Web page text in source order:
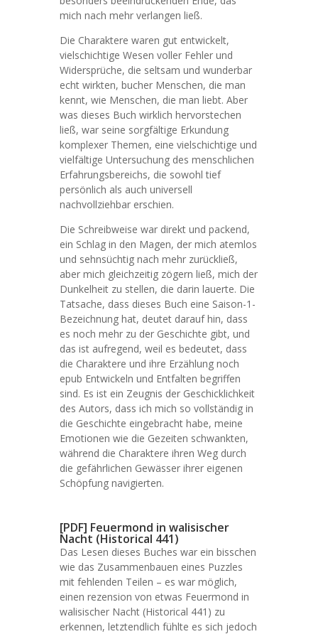
mich nach mehr verlangen ließ.
Die Charaktere waren gut entwickelt,
vielschichtige Wesen voller Fehler und
Widersprüche, die seltsam und wunderbar
echt wirkten, bucher Menschen, die man
kennt, wie Menschen, die man liebt. Aber
was dieses Buch wirklich hervorstechen
ließ, war seine sorgfältige Erkundung
komplexer Themen, eine vielschichtige und
vielfältige Untersuchung des menschlichen
Erfahrungsbereichs, die sowohl tief
persönlich als auch universell
nachvollziehbar erschien.
Die Schreibweise war direkt und packend,
ein Schlag in den Magen, der mich atemlos
und sehnsüchtig nach mehr zurückließ,
aber mich gleichzeitig zögern ließ, mich der
Dunkelheit zu stellen, die darin lauerte. Die
Tatsache, dass dieses Buch eine Saison-1-
Bezeichnung hat, deutet darauf hin, dass
es noch mehr zu der Geschichte gibt, und
das ist aufregend, weil es bedeutet, dass
die Charaktere und ihre Erzählung noch
epub Entwickeln und Entfalten begriffen
sind. Es ist ein Zeugnis der Geschicklichkeit
des Autors, dass ich mich so vollständig in
die Geschichte eingebracht habe, meine
Emotionen wie die Gezeiten schwankten,
während die Charaktere ihren Weg durch
die gefährlichen Gewässer ihrer eigenen
Schöpfung navigierten.
[PDF] Feuermond in walisischer
Nacht (Historical 441)
Das Lesen dieses Buches war ein bisschen
wie das Zusammenbauen eines Puzzles
mit fehlenden Teilen – es war möglich,
einen rezension von etwas Feuermond in
walisischer Nacht (Historical 441) zu
erkennen, letztendlich fühlte es sich jedoch